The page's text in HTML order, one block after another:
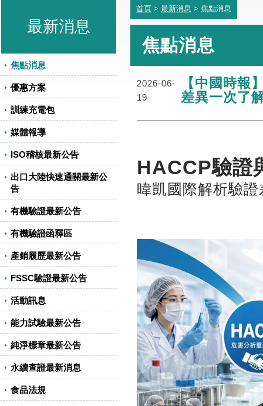
最新消息
焦點消息
優惠方案
訓練充電包
媒體報導
ISO稽核最新公告
出口大陸快速通關最新公
告
有機驗證最新公告
有機驗證函釋區
產銷履歷最新公告
FSSC驗證最新公告
活動訊息
能力試驗最新公告
純淨標章最新公告
永續查證最新消息
食品法規
首頁 > 最新消息 > 焦點消息
焦點消息
2026-06-
19
【中國時報
差異一次了
HACCP驗證
暐凱國際解析驗